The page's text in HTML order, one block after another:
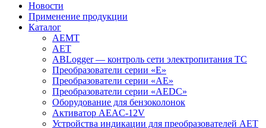
Новости
Применение продукции
Каталог
АЕМТ
АЕТ
ABLogger — контроль сети электропитания ТС
Преобразователи серии «Е»
Преобразователи серии «АЕ»
Преобразователи серии «AEDC»
Оборудование для бензоколонок
Активатор AEAC-12V
Устройства индикации для преобразователей АЕТ